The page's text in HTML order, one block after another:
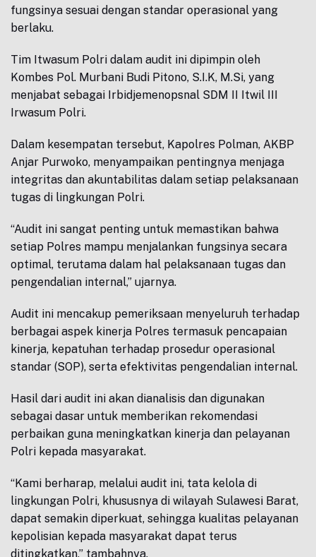
fungsinya sesuai dengan standar operasional yang
berlaku.
Tim Itwasum Polri dalam audit ini dipimpin oleh
Kombes Pol. Murbani Budi Pitono, S.I.K, M.Si, yang
menjabat sebagai Irbidjemenopsnal SDM II Itwil III
Irwasum Polri.
Dalam kesempatan tersebut, Kapolres Polman, AKBP
Anjar Purwoko, menyampaikan pentingnya menjaga
integritas dan akuntabilitas dalam setiap pelaksanaan
tugas di lingkungan Polri.
“Audit ini sangat penting untuk memastikan bahwa
setiap Polres mampu menjalankan fungsinya secara
optimal, terutama dalam hal pelaksanaan tugas dan
pengendalian internal,” ujarnya.
Audit ini mencakup pemeriksaan menyeluruh terhadap
berbagai aspek kinerja Polres termasuk pencapaian
kinerja, kepatuhan terhadap prosedur operasional
standar (SOP), serta efektivitas pengendalian internal.
Hasil dari audit ini akan dianalisis dan digunakan
sebagai dasar untuk memberikan rekomendasi
perbaikan guna meningkatkan kinerja dan pelayanan
Polri kepada masyarakat.
“Kami berharap, melalui audit ini, tata kelola di
lingkungan Polri, khususnya di wilayah Sulawesi Barat,
dapat semakin diperkuat, sehingga kualitas pelayanan
kepolisian kepada masyarakat dapat terus
ditingkatkan,” tambahnya.